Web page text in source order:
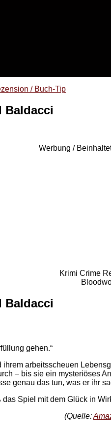
/ Buch-Tip
Baldacci
Werbung /
Krimi Crime
Baldacci
gehen.“
arbeitsscheuen
– bis sie ein mysteriöses
genau das tun, was er ihr
Spiel mit dem Glück in
(Quelle: